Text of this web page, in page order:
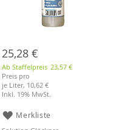
25,28 €
Ab Staffelpreis 23,57 €
Preis pro
je Liter, 10,62 €
Inkl. 19% MwSt.
Merkliste